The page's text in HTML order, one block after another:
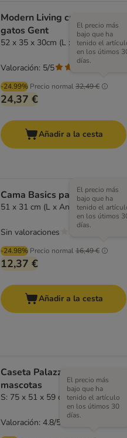
Modern Living cueva para
gatos Gent
52 x 35 x 30cm (L x An x Al)
-24.99% Precio normal32,49 €
El precio más
bajo que ha
tenido el
en los útimos
días.
24,37 €
Valoración: 5/5
Añadir a la cesta
Cama Basics para la ventana
51 x 31 cm (L x An)
-24.98% Precio normal16,49 €
El precio más
bajo que ha
tenido el
en los útimos
días.
12,37 €
Sin valoraciones
Añadir a la cesta
Caseta Palazzo para
mascotas
S: 75 x 51 x 59 cm (An x P x Al)
El precio más
bajo que ha
tenido el artículo
en los útimos 30
días.
Valoración: 4.8/5